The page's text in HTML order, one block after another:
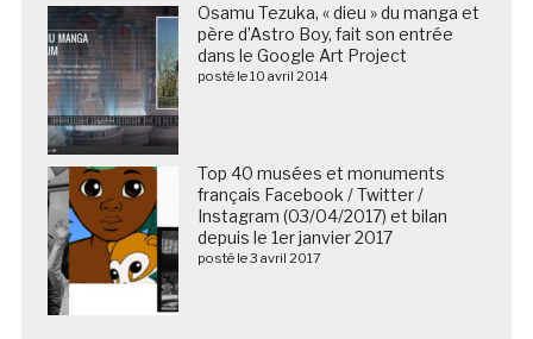
Osamu Tezuka, « dieu » du manga et
père d’Astro Boy, fait son entrée
dans le Google Art Project
posté le 10 avril 2014
Top 40 musées et monuments
français Facebook / Twitter /
Instagram (03/04/2017) et bilan
depuis le 1er janvier 2017
posté le 3 avril 2017